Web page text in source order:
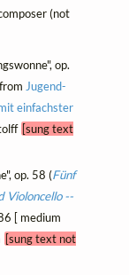
(not
op.
Jugend-
einfachster
[sung text
op. 58 (Fünf
Violoncello --
[ medium
[sung text not